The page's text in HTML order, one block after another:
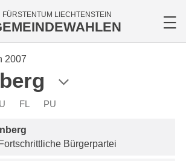
FÜRSTENTUM LIECHTENSTEIN
2007
FL PU
Bürgerpartei